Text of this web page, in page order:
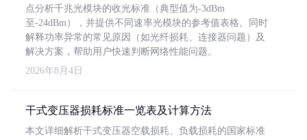
点分析千兆光模块的收光标准（典型值为-3dBm
至-24dBm），并提供不同速率光模块的参考值表格。同时
解释功率异常的常见原因（如光纤损耗、连接器问题）及
解决方案，帮助用户快速判断网络性能问题。
2026年8月4日
干式变压器损耗标准一览表及计算方法
本文详细解析干式变压器空载损耗、负载损耗的国家标准